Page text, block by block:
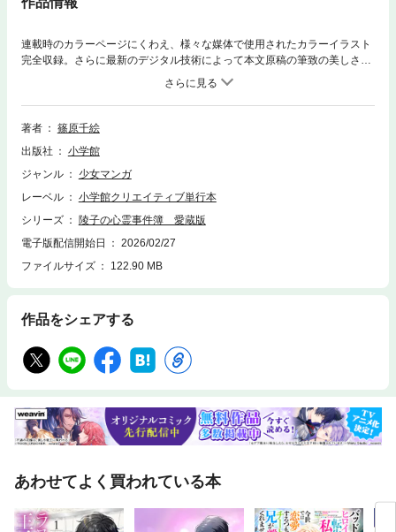
連載時のカラーページにくわえ、様々な媒体で使用されたカラーイラスト
完全収録。さらに最新のデジタル技術によって本文原稿の筆致の美しさも
再現した愛蔵版（上下巻、全2巻）を刊行。霊能力を持つ高校生の女の
子・翠川陵子は、夫を亡くしてから引っ越しを繰り返すようになった母
と、受験生の兄、白い愛猫のポウとともに、数年ぶりに生家へと帰ってき
た。3人と1匹の生活が始まる――そう思っていた矢先に突如ポウが死に、
ずのポウが帰ってきた！ さらには言葉をしゃべるようになっていて…
「俺はまだ生きている！ 体を探してくれ」陵子は霊から守ってもらう代
画誌「ちゃお」（小学館）に1987年7月号から1991年2月号まで不定期連
載されたホラーファイル。ドラマ化された『闇のパープル・アイ』の連載
愛猫であり、その恋の相手ともなるポウ（日下部拓）は、作者の男性キャ
ラクターランキングでも上位に食い込むという快挙を成し遂げ、現在でも
著者
篠原千絵
出版社
小学館
ジャンル
少女マンガ
レーベル
小学館クリエイティブ単行本
シリーズ
陵子の心霊事件簿 愛蔵版
電子版配信開始日
2026/02/27
ファイルサイズ
122.90 MB
作品をシェアする
あわせてよく買われている本